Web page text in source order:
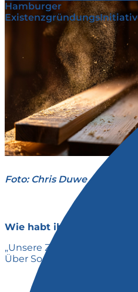
Hamburger
Foto: Chris Duwe
Wie habt ihr eure
„Unsere Zielgruppe sind
Über Social Media,